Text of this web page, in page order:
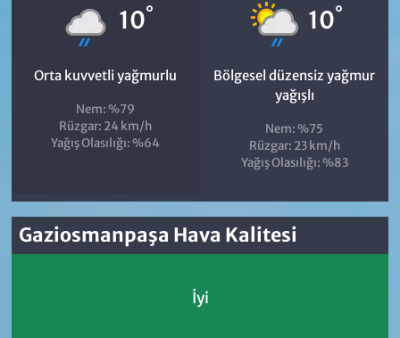
10°
Orta kuvvetli yağmurlu
Nem: %79
Rüzgar: 24 km/h
Yağış Olasılığı: %64
10°
Bölgesel düzensiz yağmur
yağışlı
Nem: %75
Rüzgar: 23 km/h
Yağış Olasılığı: %83
Gaziosmanpaşa Hava Kalitesi
İyi